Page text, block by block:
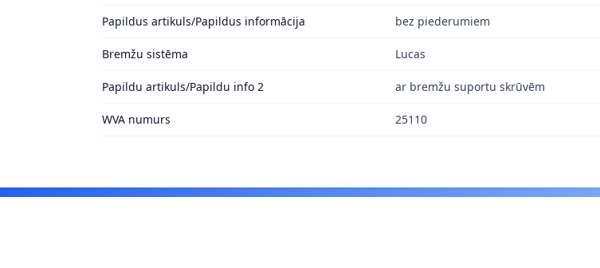
Papildus artikuls/Papildus informācija bez piederumiem
Bremžu sistēma Lucas
Papildu artikuls/Papildu info 2 ar bremžu suportu skrūvēm
WVA numurs 25110